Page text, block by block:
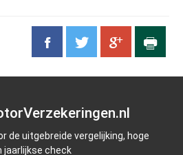
de uitgebreide vergelijking, hoge
jaarlijkse check